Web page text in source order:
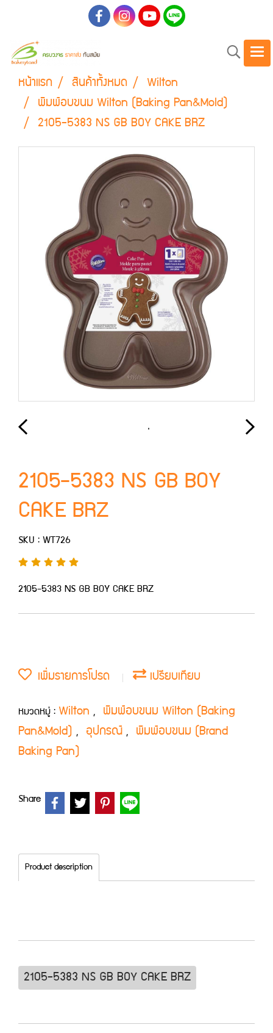
หน้าแรก สินค้าทั้งหมด Wilton
พิมพ์อบขนม Wilton (Baking Pan&Mold)
2105-5383 NS GB BOY CAKE BRZ
2105-5383 NS GB BOY
CAKE BRZ
SKU : WT726
2105-5383 NS GB BOY CAKE BRZ
เพิ่มรายการโปรด เปรียบเทียบ
หมวดหมู่ : Wilton , พิมพ์อบขนม Wilton (Baking
Pan&Mold) , อุปกรณ์ , พิมพ์อบขนม (Brand
Baking Pan)
Share
Product description
2105-5383 NS GB BOY CAKE BRZ